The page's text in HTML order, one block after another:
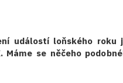
událostí loňského
Máme se něčeho